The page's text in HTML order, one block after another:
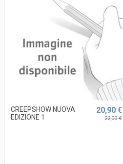
CREEPSHOW NUOVA
EDIZIONE 1
20,90 €
22,00 €